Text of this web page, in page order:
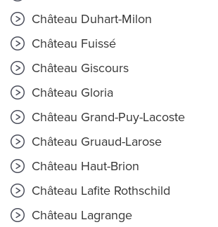
Château Duhart-Milon
Château Fuissé
Château Giscours
Château Gloria
Château Grand-Puy-Lacoste
Château Gruaud-Larose
Château Haut-Brion
Château Lafite Rothschild
Château Lagrange